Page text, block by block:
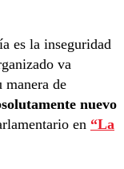
es la inseguridad
va
manera de
nuevo
en “La